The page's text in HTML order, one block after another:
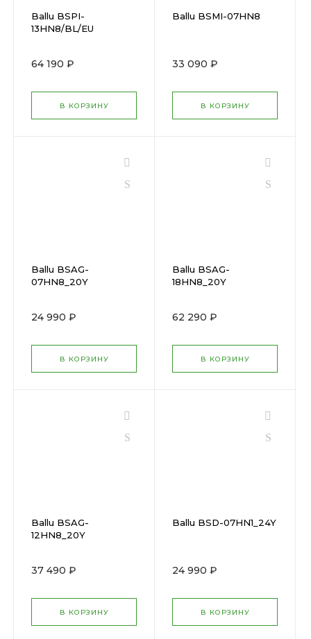
Ballu BSPI-
13HN8/BL/EU
64 190 ₽
В КОРЗИНУ
Ballu BSMI-07HN8
33 090 ₽
В КОРЗИНУ
Ballu BSAG-
07HN8_20Y
24 990 ₽
В КОРЗИНУ
Ballu BSAG-
18HN8_20Y
62 290 ₽
В КОРЗИНУ
Ballu BSAG-
12HN8_20Y
37 490 ₽
В КОРЗИНУ
Ballu BSD-07HN1_24Y
24 990 ₽
В КОРЗИНУ